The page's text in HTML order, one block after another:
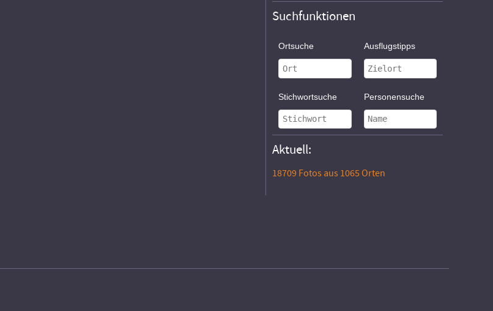
Suchfunktionen
Ortsuche Ausflugstipps
Stichwortsuche Personensuche
Aktuell:
18709 Fotos aus 1065 Orten